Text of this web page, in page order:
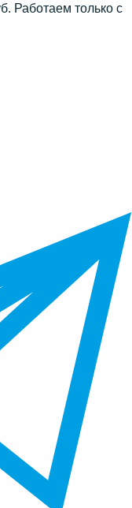
Работаем только с